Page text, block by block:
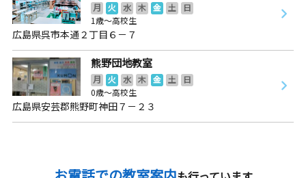
月 火 水 木 金 土
日
1歳～高校生
広島県呉市本通２丁目６－７
熊野団地教室
月 火 水 木 金 土
日
0歳～高校生
広島県安芸郡熊野町神田７－２３